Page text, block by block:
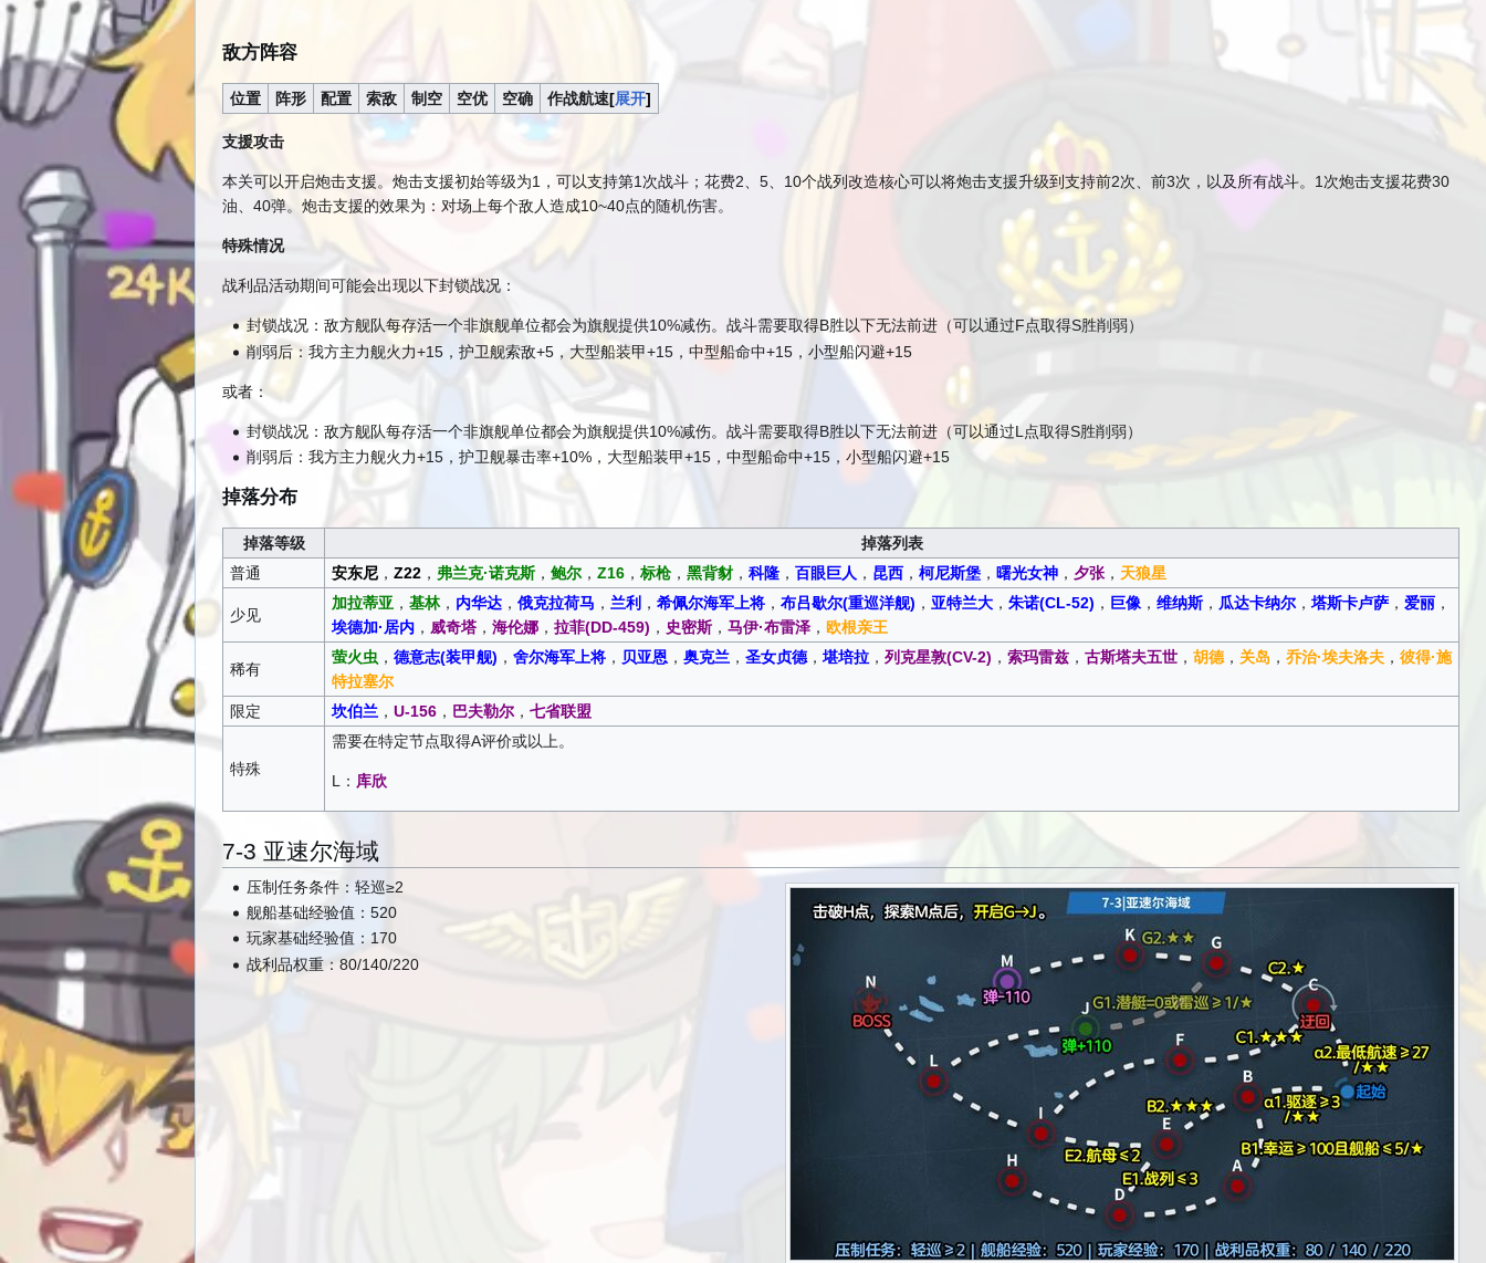
敌方阵容
位置 阵形 配置 索敌 制空 空优 空确 展开
作战航速
支援攻击
本关可以开启炮击支援。炮击支援初始等级为1，可以支持第1次战斗；花费2、5、10个战列改造核心可以将炮击支援升级到支持前2次、前3次，以及所有战斗。1次炮击支援花费30
油、40弹。炮击支援的效果为：对场上每个敌人造成10~40点的随机伤害。
特殊情况
战利品活动期间可能会出现以下封锁战况：
封锁战况：敌方舰队每存活一个非旗舰单位都会为旗舰提供10%减伤。战斗需要取得B胜以下无法前进（可以通过F点取得S胜削弱）
削弱后：我方主力舰火力+15，护卫舰索敌+5，大型船装甲+15，中型船命中+15，小型船闪避+15
或者：
封锁战况：敌方舰队每存活一个非旗舰单位都会为旗舰提供10%减伤。战斗需要取得B胜以下无法前进（可以通过L点取得S胜削弱）
削弱后：我方主力舰火力+15，护卫舰暴击率+10%，大型船装甲+15，中型船命中+15，小型船闪避+15
掉落分布
掉落等级
掉落列表
普通
安东尼， Z22， 弗兰克·诺克斯， 鲍尔， Z16， 标枪， 黑背豺， 科隆， 百眼巨人 ， 昆西， 柯尼斯堡， 曙光女神， 夕张， 天狼星
少见
加拉蒂亚， 基林， 内华达， 俄克拉荷马 ， 兰利 ， 希佩尔海军上将， 布吕歇尔(重巡洋舰) ， 亚特兰大， 朱诺(CL-52) ， 巨像， 维纳斯， 瓜达卡纳尔， 塔斯卡卢萨， 爱丽，
埃德加·居内， 威奇塔， 海伦娜， 拉菲(DD-459) ， 史密斯， 马伊·布雷泽， 欧根亲王
稀有
萤火虫， 德意志(装甲舰) ， 舍尔海军上将， 贝亚恩， 奥克兰， 圣女贞德， 堪培拉， 列克星敦(CV-2) ， 索玛雷兹， 古斯塔夫五世， 胡德， 关岛 ， 乔治·埃夫洛夫， 彼得·施
特拉塞尔
限定
坎伯兰， U-156， 巴夫勒尔， 七省联盟
特殊
需要在特定节点取得A评价或以上。
L： 库欣
7-3 亚速尔海域
压制任务条件：轻巡≥2
舰船基础经验值：520
玩家基础经验值：170
战利品权重：80/140/220